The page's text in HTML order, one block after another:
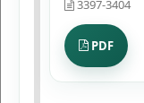
3397-3404
PDF